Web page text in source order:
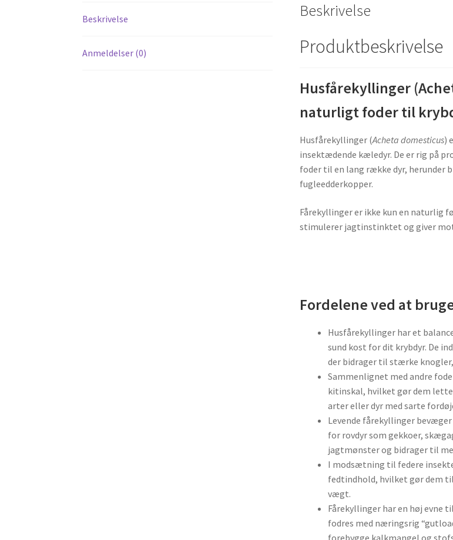
Beskrivelse
Anmeldelser (0)
Beskrivelse
Produktbeskrivelse
Husfårekyllinger
naturligt foder til
Husfårekyllinger (Acheta domesticus)
insektædende kæledyr. De er rig på
foder til en lang række dyr, herunder
fugleedderkopper.
Fårekyllinger er ikke kun en naturlig
stimulerer jagtinstinktet og giver
Fordelene ved at
Husfårekyllinger har et
sund kost for dit krybdyr. De
der bidrager til stærke
Sammenlignet med andre
kitinskal, hvilket gør dem
arter eller dyr med sarte
Levende fårekyllinger
for rovdyr som gekkoer,
jagtmønster og bidrager til
I modsætning til federe
fedtindhold, hvilket gør dem
vægt.
Fårekyllinger har en høj evne
fodres med næringsrig
forebygge kalkmangel og